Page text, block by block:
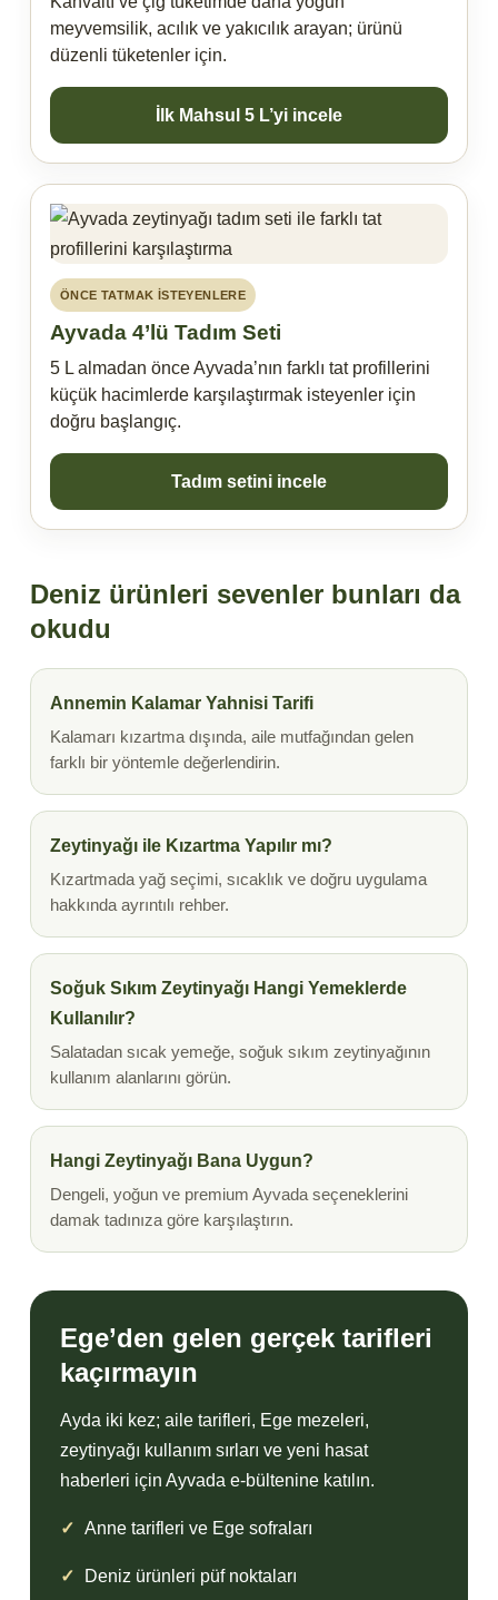
meyvemsilik, acılık ve yakıcılık arayan; ürünü
düzenli tüketenler için.
İlk Mahsul 5 L’yi incele
ÖNCE TATMAK İSTEYENLERE
Ayvada 4’lü Tadım Seti
5 L almadan önce Ayvada’nın farklı tat profillerini
küçük hacimlerde karşılaştırmak isteyenler için
doğru başlangıç.
Tadım setini incele
Deniz ürünleri sevenler bunları da
okudu
Annemin Kalamar Yahnisi Tarifi
Kalamarı kızartma dışında, aile mutfağından gelen
farklı bir yöntemle değerlendirin.
Zeytinyağı ile Kızartma Yapılır mı?
Kızartmada yağ seçimi, sıcaklık ve doğru uygulama
hakkında ayrıntılı rehber.
Soğuk Sıkım Zeytinyağı Hangi Yemeklerde
Kullanılır?
Salatadan sıcak yemeğe, soğuk sıkım zeytinyağının
kullanım alanlarını görün.
Hangi Zeytinyağı Bana Uygun?
Dengeli, yoğun ve premium Ayvada seçeneklerini
damak tadınıza göre karşılaştırın.
Ege’den gelen gerçek tarifleri
kaçırmayın
Ayda iki kez; aile tarifleri, Ege mezeleri,
zeytinyağı kullanım sırları ve yeni hasat
haberleri için Ayvada e-bültenine katılın.
Anne tarifleri ve Ege sofraları
Deniz ürünleri püf noktaları